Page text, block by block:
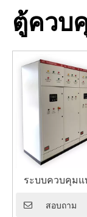
ตู้ควบ
ระบบควบคุม
สอบถาม